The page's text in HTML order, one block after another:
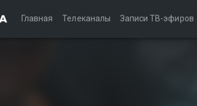
Главная Телеканалы Записи ТВ-эфиров